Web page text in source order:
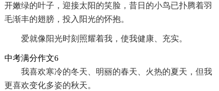
开嫩绿的叶子，迎接太阳的笑脸，昔日的小鸟已扑腾着羽
毛渐丰的翅膀，投入阳光的怀抱。
爱就像阳光时刻照耀着我，使我健康、充实。
中考满分作文6
我喜欢寒冷的冬天、明丽的春天、火热的夏天，但我
更喜欢变化多姿的秋天。